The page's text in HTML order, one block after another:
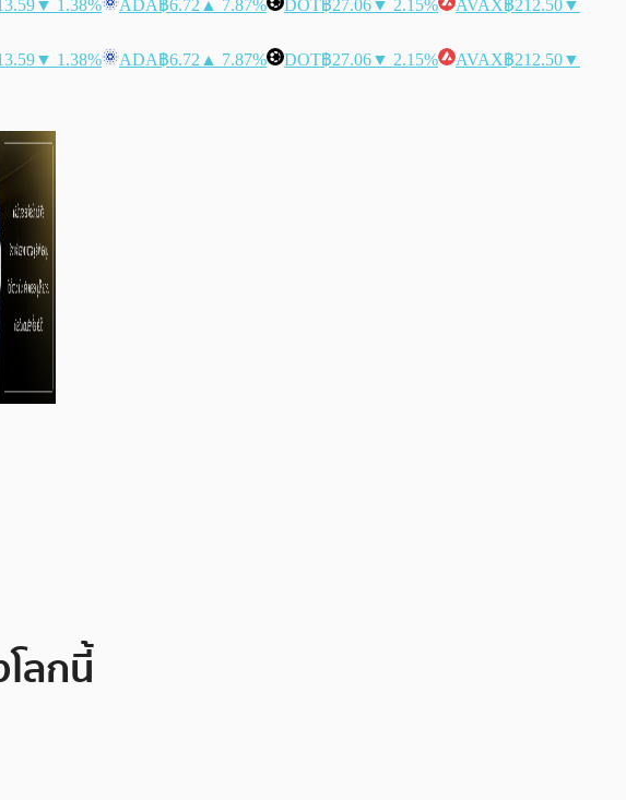
▼ 1.38% ADA฿6.72 ▲ 7.87% DOT฿27.06▼ 2.15% AVAX฿212.50▼
▼ 1.38% ADA฿6.72 ▲ 7.87% DOT฿27.06▼ 2.15% AVAX฿212.50▼
ลกนี้